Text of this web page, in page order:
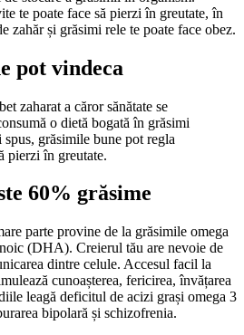
te poate face să pierzi în greutate, în
zahăr și grăsimi rele te poate face obez.
pot vindeca
zaharat a căror sănătate se
o dietă bogată în grăsimi
spus, grăsimile bune pot regla
pierzi în greutate.
60% grăsime
parte provine de la grăsimile omega
(DHA). Creierul tău are nevoie de
dintre celule. Accesul facil la
cunoașterea, fericirea, învățarea
leagă deficitul de acizi grași omega 3
bipolară și schizofrenia.